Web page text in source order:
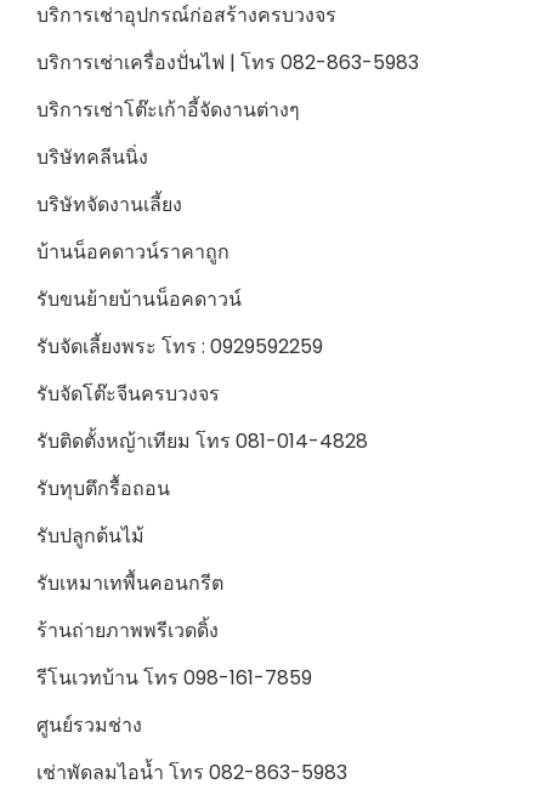
บริการเช่าอุปกรณ์ก่อสร้างครบวงจร
บริการเช่าเครื่องปั่นไฟ | โทร 082-863-5983
บริการเช่าโต๊ะเก้าอี้จัดงานต่างๆ
บริษัทคลีนนิ่ง
บริษัทจัดงานเลี้ยง
บ้านน็อคดาวน์ราคาถูก
รับขนย้ายบ้านน็อคดาวน์
รับจัดเลี้ยงพระ โทร : 0929592259
รับจัดโต๊ะจีนครบวงจร
รับติดตั้งหญ้าเทียม โทร 081-014-4828
รับทุบตึกรื้อถอน
รับปลูกต้นไม้
รับเหมาเทพื้นคอนกรีต
ร้านถ่ายภาพพรีเวดดิ้ง
รีโนเวทบ้าน โทร 098-161-7859
ศูนย์รวมช่าง
เช่าพัดลมไอน้ำ โทร 082-863-5983